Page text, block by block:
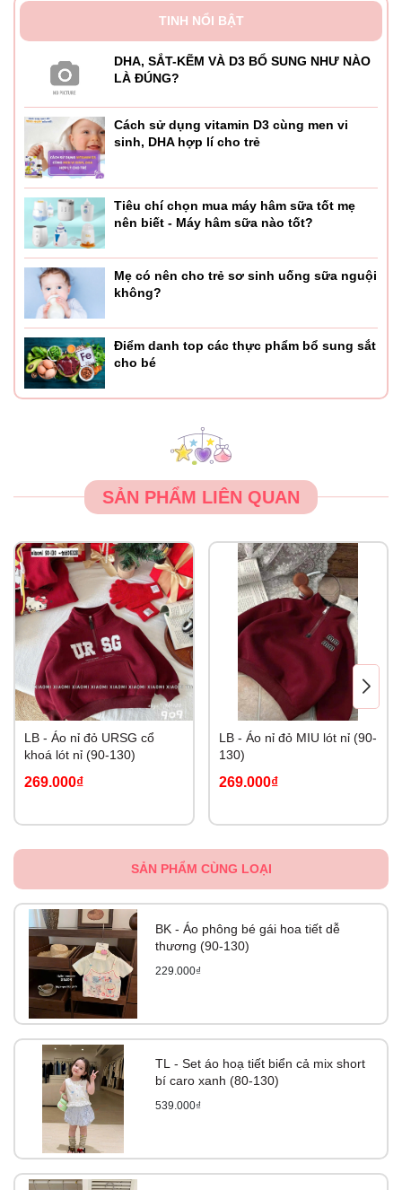
TINH NỔI BẬT
DHA, SẮT-KẼM VÀ D3 BỔ SUNG NHƯ NÀO
LÀ ĐÚNG?
Cách sử dụng vitamin D3 cùng men vi
sinh, DHA hợp lí cho trẻ
Tiêu chí chọn mua máy hâm sữa tốt mẹ
nên biết - Máy hâm sữa nào tốt?
Mẹ có nên cho trẻ sơ sinh uống sữa nguội
không?
Điểm danh top các thực phẩm bổ sung sắt
cho bé
SẢN PHẨM LIÊN QUAN
LB - Áo nỉ đỏ URSG cổ
khoá lót nỉ (90-130)
269.000₫
LB - Áo nỉ đỏ MIU lót nỉ (90-
130)
269.000₫
SẢN PHẨM CÙNG LOẠI
BK - Áo phông bé gái hoa tiết dễ
thương (90-130)
229.000₫
TL - Set áo hoạ tiết biển cả mix short
bí caro xanh (80-130)
539.000₫